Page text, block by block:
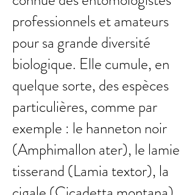
professionnels et amateurs
pour sa grande diversité
biologique. Elle cumule, en
quelque sorte, des espèces
particulières, comme par
exemple : le hanneton noir
(Amphimallon ater), le lamie
tisserand (Lamia textor), la